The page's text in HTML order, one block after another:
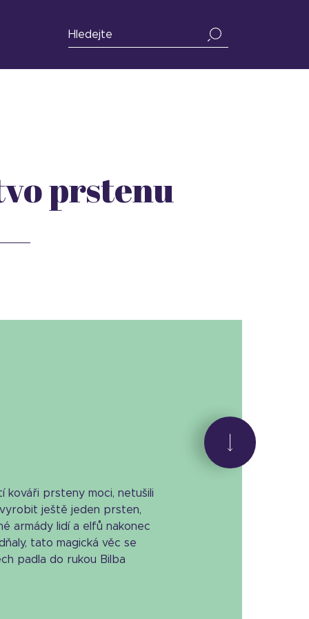
prstenu
kováři prsteny moci, netušili
ještě jeden prsten,
armády lidí a elfů nakonec
tato magická věc se
padla do rukou Bilba